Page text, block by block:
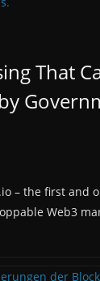
That
– the first and
Web3